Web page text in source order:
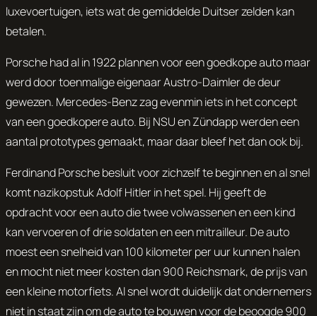
luxevoertuigen, iets wat de gemiddelde Duitser zelden kan
betalen.
Porsche had al in 1922 plannen voor een goedkope auto maar
werd door toenmalige eigenaar Austro-Daimler de deur
gewezen. Mercedes-Benz zag evenmin iets in het concept
van een goedkopere auto. Bij NSU en Zündapp werden een
aantal prototypes gemaakt, maar daar bleef het dan ook bij.
Ferdinand Porsche besluit voor zichzelf te beginnen en al snel
komt nazikopstuk Adolf Hitler in het spel. Hij geeft de
opdracht voor een auto die twee volwassenen en een kind
kan vervoeren of drie soldaten en een mitrailleur. De auto
moest een snelheid van 100 kilometer per uur kunnen halen
en mocht niet meer kosten dan 900 Reichsmark, de prijs van
een kleine motorfiets. Al snel wordt duidelijk dat ondernemers
niet in staat zijn om de auto te bouwen voor de beoogde 900